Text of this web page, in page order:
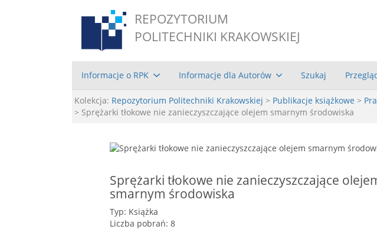
REPOZYTORIUM
POLITECHNIKI KRAKOWSKIEJ
Informacje o RPK Informacje dla Autorów Szukaj
Kolekcja: Repozytorium Politechniki Krakowskiej > Publikacje książkowe >
> Sprężarki tłokowe nie zanieczyszczające olejem smarnym środowiska
Sprężarki tłokowe nie zanieczyszczające
smarnym środowiska
Typ: Książka
Liczba pobrań: 8